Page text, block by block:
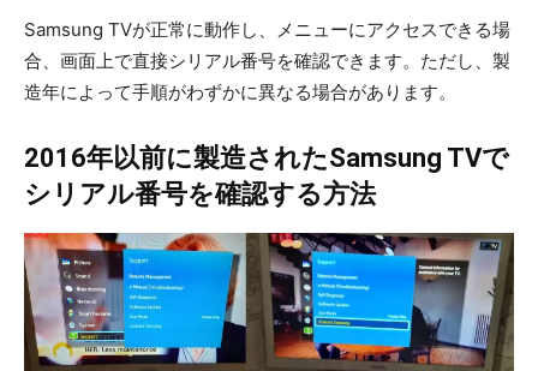
Samsung TVが正常に動作し、メニューにアクセスできる場
合、画面上で直接シリアル番号を確認できます。ただし、製
造年によって手順がわずかに異なる場合があります。
2016年以前に製造されたSamsung TVで
シリアル番号を確認する方法